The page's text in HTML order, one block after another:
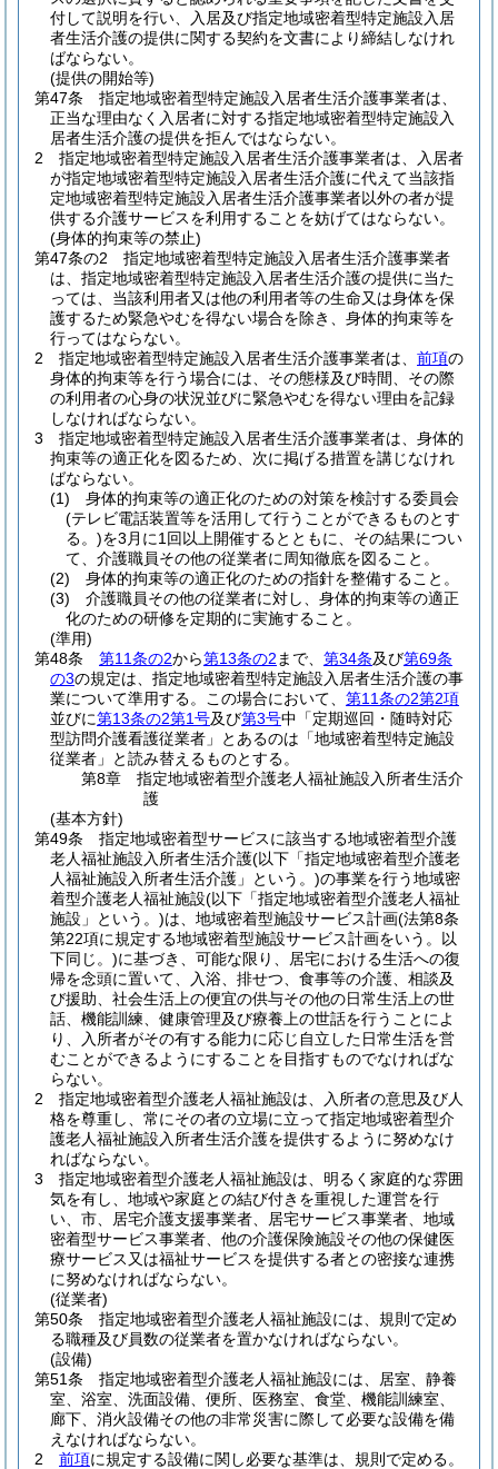
付して説明を行い、入居及び指定地域密着型特定施設入居
者生活介護の提供に関する契約を文書により締結しなけれ
ばならない。
(提供の開始等)
第47条
指定地域密着型特定施設入居者生活介護事業者は、
正当な理由なく入居者に対する指定地域密着型特定施設入
居者生活介護の提供を拒んではならない。
2
指定地域密着型特定施設入居者生活介護事業者は、入居者
が指定地域密着型特定施設入居者生活介護に代えて当該指
定地域密着型特定施設入居者生活介護事業者以外の者が提
供する介護サービスを利用することを妨げてはならない。
(身体的拘束等の禁止)
第47条の2
指定地域密着型特定施設入居者生活介護事業者
は、指定地域密着型特定施設入居者生活介護の提供に当た
っては、当該利用者又は他の利用者等の生命又は身体を保
護するため緊急やむを得ない場合を除き、身体的拘束等を
行ってはならない。
2
指定地域密着型特定施設入居者生活介護事業者は、 前項の
身体的拘束等を行う場合には、その態様及び時間、その際
の利用者の心身の状況並びに緊急やむを得ない理由を記録
しなければならない。
3
指定地域密着型特定施設入居者生活介護事業者は、身体的
拘束等の適正化を図るため、次に掲げる措置を講じなけれ
ばならない。
(1)
身体的拘束等の適正化のための対策を検討する委員会
(テレビ電話装置等を活用して行うことができるものとす
る。)を3月に1回以上開催するとともに、その結果につい
て、介護職員その他の従業者に周知徹底を図ること。
(2)
身体的拘束等の適正化のための指針を整備すること。
(3)
介護職員その他の従業者に対し、身体的拘束等の適正
化のための研修を定期的に実施すること。
(準用)
第48条
第11条の2から第13条の2 まで、 第34条及び第69条
の3の規定は、指定地域密着型特定施設入居者生活介護の事
業について準用する。
この場合において、 第11条の2第2項
並びに第13条の2第1号及び第3号中「定期巡回・随時対応
型訪問介護看護従業者」とあるのは「地域密着型特定施設
従業者」と読み替えるものとする。
第8章
指定地域密着型介護老人福祉施設入所者生活介
護
(基本方針)
第49条
指定地域密着型サービスに該当する地域密着型介護
老人福祉施設入所者生活介護(以下「指定地域密着型介護老
人福祉施設入所者生活介護」という。)の事業を行う地域密
着型介護老人福祉施設(以下「指定地域密着型介護老人福祉
施設」という。)は、地域密着型施設サービス計画(法第8条
第22項に規定する地域密着型施設サービス計画をいう。以
下同じ。)に基づき、可能な限り、居宅における生活への復
帰を念頭に置いて、入浴、排せつ、食事等の介護、相談及
び援助、社会生活上の便宜の供与その他の日常生活上の世
話、機能訓練、健康管理及び療養上の世話を行うことによ
り、入所者がその有する能力に応じ自立した日常生活を営
むことができるようにすることを目指すものでなければな
らない。
2
指定地域密着型介護老人福祉施設は、入所者の意思及び人
格を尊重し、常にその者の立場に立って指定地域密着型介
護老人福祉施設入所者生活介護を提供するように努めなけ
ればならない。
3
指定地域密着型介護老人福祉施設は、明るく家庭的な雰囲
気を有し、地域や家庭との結び付きを重視した運営を行
い、市、居宅介護支援事業者、居宅サービス事業者、地域
密着型サービス事業者、他の介護保険施設その他の保健医
療サービス又は福祉サービスを提供する者との密接な連携
に努めなければならない。
(従業者)
第50条
指定地域密着型介護老人福祉施設には、規則で定め
る職種及び員数の従業者を置かなければならない。
(設備)
第51条
指定地域密着型介護老人福祉施設には、居室、静養
室、浴室、洗面設備、便所、医務室、食堂、機能訓練室、
廊下、消火設備その他の非常災害に際して必要な設備を備
えなければならない。
2
前項に規定する設備に関し必要な基準は、規則で定める。